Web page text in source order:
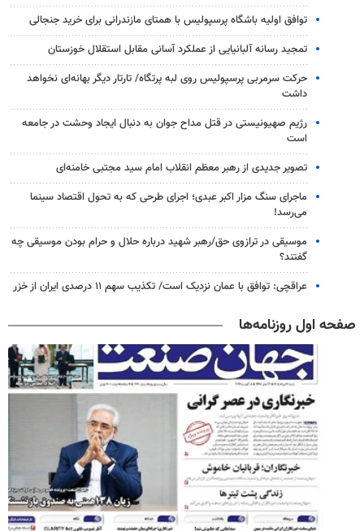
توافق اولیه باشگاه پرسپولیس با همتای مازندرانی برای خرید جنجالی
تمجید رسانه آلبانیایی از عملکرد آسانی مقابل استقلال خوزستان
حرکت سرمربی پرسپولیس روی لبه پرتگاه/ تارتار دیگر بهانه‌ای نخواهد
داشت
رژیم صهیونیستی در قتل مداح جوان به دنبال ایجاد وحشت در جامعه
است
تصویر جدیدی از رهبر معظم انقلاب امام سید مجتبی خامنه‌ای
ماجرای سنگ مزار اکبر عبدی؛ اجرای طرحی که به تحول اقتصاد سینما
می‌رسد!
موسیقی در ترازوی حق/رهبر شهید درباره حلال و حرام بودن موسیقی چه
گفتند؟
عراقچی: توافق با عمان نزدیک است/ تکذیب سهم ۱۱ درصدی ایران از خزر
صفحه اول روزنامه‌ها